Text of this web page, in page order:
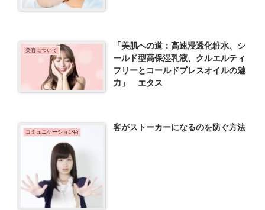
美容について
「美肌への道：高速浸透化粧水、シ
ールド型高保湿乳液、クルエルティ
フリーとコールドプレスオイルの魅
力」 エタス
コミュニケーション術 客がストーカーになるのを防ぐ方法